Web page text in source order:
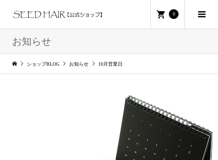
0
お知らせ
ショップBLOG お知らせ 10月営業日